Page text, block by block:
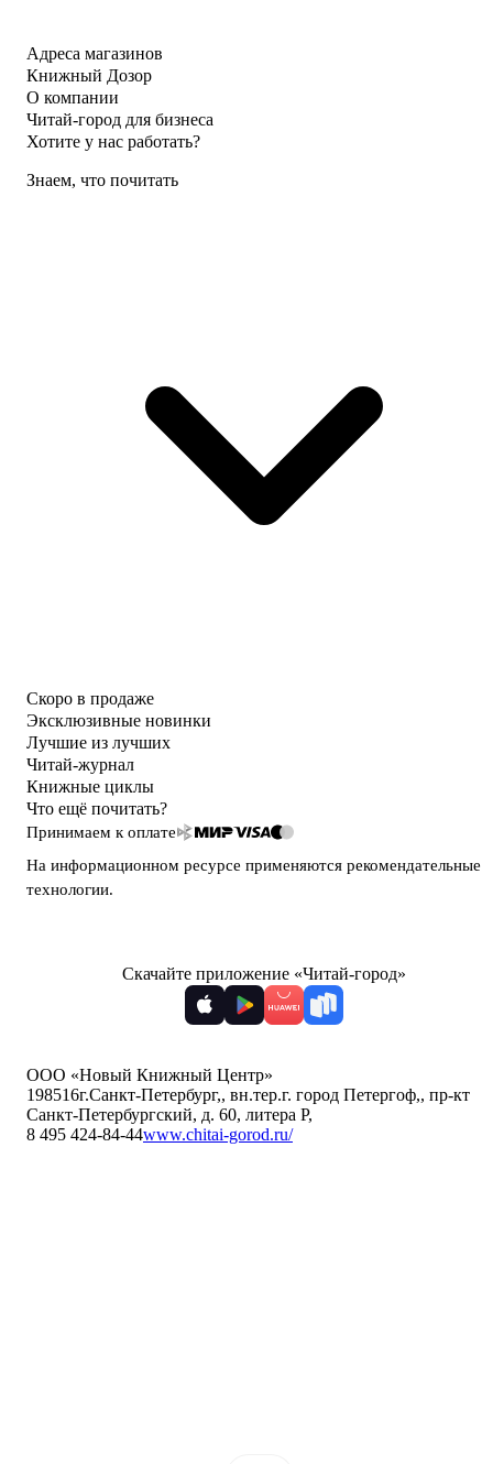
Адреса магазинов
Книжный Дозор
О компании
Читай-город для бизнеса
Хотите у нас работать?
Знаем, что почитать
Скоро в продаже
Эксклюзивные новинки
Лучшие из лучших
Читай-журнал
Книжные циклы
Что ещё почитать?
Принимаем к оплате
На информационном ресурсе применяются рекомендательные
технологии.
Скачайте приложение «Читай-город»
ООО «Новый Книжный Центр»
198516г.Санкт-Петербург,, вн.тер.г. город Петергоф,, пр-кт
Санкт-Петербургский, д. 60, литера Р,
8 495 424-84-44www.chitai-gorod.ru/